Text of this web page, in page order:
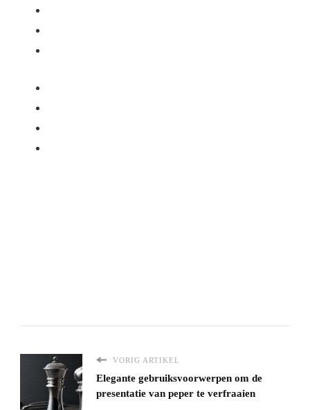
VORIG ARTIKEL
Elegante gebruiksvoorwerpen om de
presentatie van peper te verfraaien